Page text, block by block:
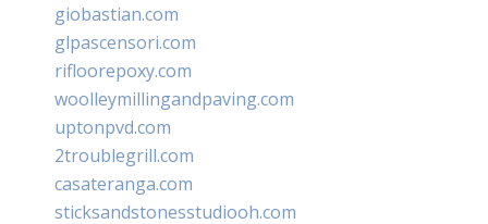
giobastian.com
glpascensori.com
rifloorepoxy.com
woolleymillingandpaving.com
uptonpvd.com
2troublegrill.com
casateranga.com
sticksandstonesstudiooh.com